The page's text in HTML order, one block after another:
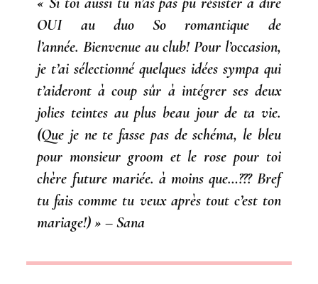
OUI au duo So romantique de
l’année. Bienvenue au club! Pour l’occasion,
je t’ai sélectionné quelques idées sympa qui
t’aideront à coup sûr à intégrer ses deux
jolies teintes au plus beau jour de ta vie.
(Que je ne te fasse pas de schéma, le bleu
pour monsieur groom et le rose pour toi
chère future mariée. à moins que…??? Bref
tu fais comme tu veux après tout c’est ton
mariage!) »– Sana